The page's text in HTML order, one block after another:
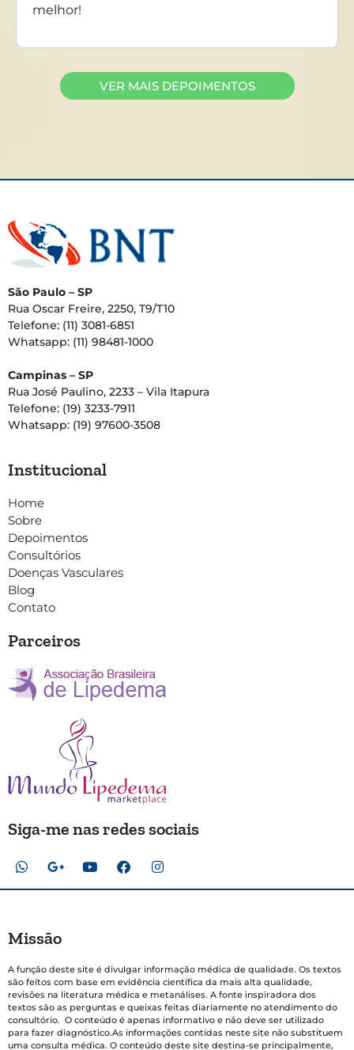
melhor!
VER MAIS DEPOIMENTOS
São Paulo – SP
Rua Oscar Freire, 2250, T9/T10
Telefone: (11) 3081-6851
Whatsapp: (11) 98481-1000
Campinas – SP
Rua José Paulino, 2233 – Vila Itapura
Telefone: (19) 3233-7911
Whatsapp: (19) 97600-3508
Institucional
Home
Sobre
Depoimentos
Consultórios
Doenças Vasculares
Blog
Contato
Parceiros
Siga-me nas redes sociais
Missão
A função deste site é divulgar informação médica de qualidade. Os textos
são feitos com base em evidência científica da mais alta qualidade,
revisões na literatura médica e metanálises. A fonte inspiradora dos
textos são as perguntas e queixas feitas diariamente no atendimento do
consultório. O conteúdo é apenas informativo e não deve ser utilizado
para fazer diagnóstico.As informações contidas neste site não substituem
uma consulta médica. O conteúdo deste site destina-se principalmente,